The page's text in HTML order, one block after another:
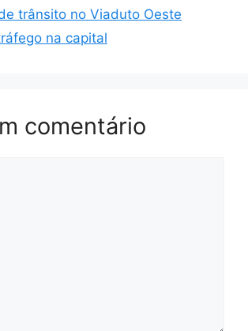
trânsito no Viaduto Oeste
na capital
comentário